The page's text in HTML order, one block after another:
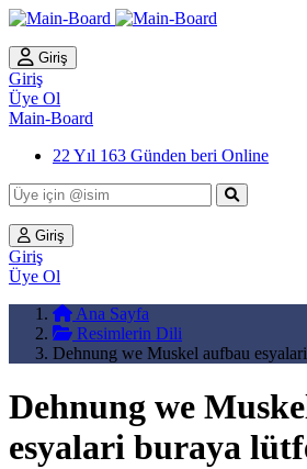
Giriş
Giriş
Üye Ol
Main-Board
22 Yıl 163 Günden beri Online
Giriş
Giriş
Üye Ol
Ana Sayfa
Resimlerin Dili
Dehnung we Muskel aufbau
Dehnung we
esyalari buraya